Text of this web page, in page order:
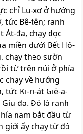
chỉ Lu-xơ ở hướng
tức Bê-tên; ranh
Át-đa, chạy dọc
miền dưới Bết Hô-
chạy theo sườn
từ trên núi ở phía
chạy về hướng
tức Ki-ri-át Giê-a-
đa. Ðó là ranh
nam bắt đầu từ
giới ấy chạy từ đó